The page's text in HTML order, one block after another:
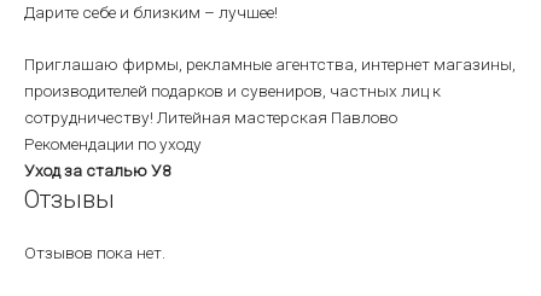
Дарите себе и близким – лучшее!
Приглашаю фирмы, рекламные агентства, интернет магазины,
производителей подарков и сувениров, частных лиц к
сотрудничеству! Литейная мастерская Павлово
Рекомендации по уходу
Уход за сталью У8
Отзывы
Отзывов пока нет.